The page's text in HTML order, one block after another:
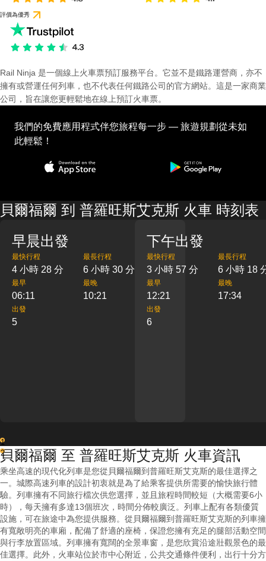
評價為優秀
Rail Ninja 是一個線上火車票預訂服務平台。它並不是鐵路運營商，亦不
擁有或營運任何列車，也不代表任何鐵路公司的官方網站。這是一家商業
公司，旨在讓您更輕鬆地在線上預訂火車票。
我們的免費應用程式伴您旅程每一步 — 旅遊規劃從未如
此輕鬆！
貝爾福爾 到 普羅旺斯艾克斯 火車 時刻表
早晨出發
最快行程
4 小時 28 分
最長行程
6 小時 30 分
最早
06:11
最晚
10:21
出發
5
下午出發
最快行程
3 小時 57 分
最長行程
6 小時 18
最早
12:21
最晚
17:34
出發
6
1
2
貝爾福爾 至 普羅旺斯艾克斯 火車資訊
乘坐高速的現代化列車是您從貝爾福爾到普羅旺斯艾克斯的最佳選擇之
一。城際高速列車的設計初衷就是為了給乘客提供所需要的愉快旅行體
驗。列車擁有不同旅行檔次供您選擇，並且旅程時間較短（大概需要6小
時），每天擁有多達13個班次，時間分佈較廣泛。列車上配有各類優質
設施，可在旅途中為您提供服務。從貝爾福爾到普羅旺斯艾克斯的列車擁
有寬敞明亮的車廂，配備了舒適的座椅，保證您擁有充足的腿部活動空間
與行李放置區域。列車擁有寬闊的全景車窗，是您欣賞沿途壯觀景色的最
佳選擇。此外，火車站位於市中心附近，公共交通條件便利，出行十分方